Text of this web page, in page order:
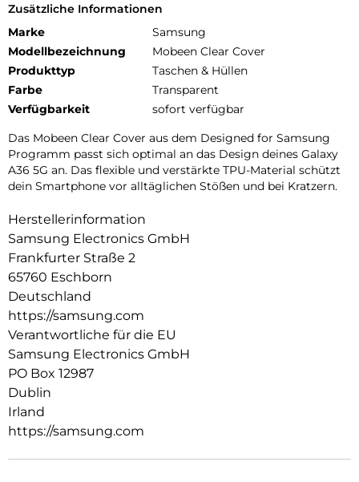
Zusätzliche Informationen
Marke
Samsung
Modellbezeichnung
Mobeen Clear Cover
Produkttyp
Taschen & Hüllen
Farbe
Transparent
Verfügbarkeit
sofort verfügbar
Das Mobeen Clear Cover aus dem Designed for Samsung
Programm passt sich optimal an das Design deines Galaxy
A36 5G an. Das flexible und verstärkte TPU-Material schützt
dein Smartphone vor alltäglichen Stößen und bei Kratzern.
Herstellerinformation
Samsung Electronics GmbH
Frankfurter Straße 2
65760 Eschborn
Deutschland
https://samsung.com
Verantwortliche für die EU
Samsung Electronics GmbH
PO Box 12987
Dublin
Irland
https://samsung.com